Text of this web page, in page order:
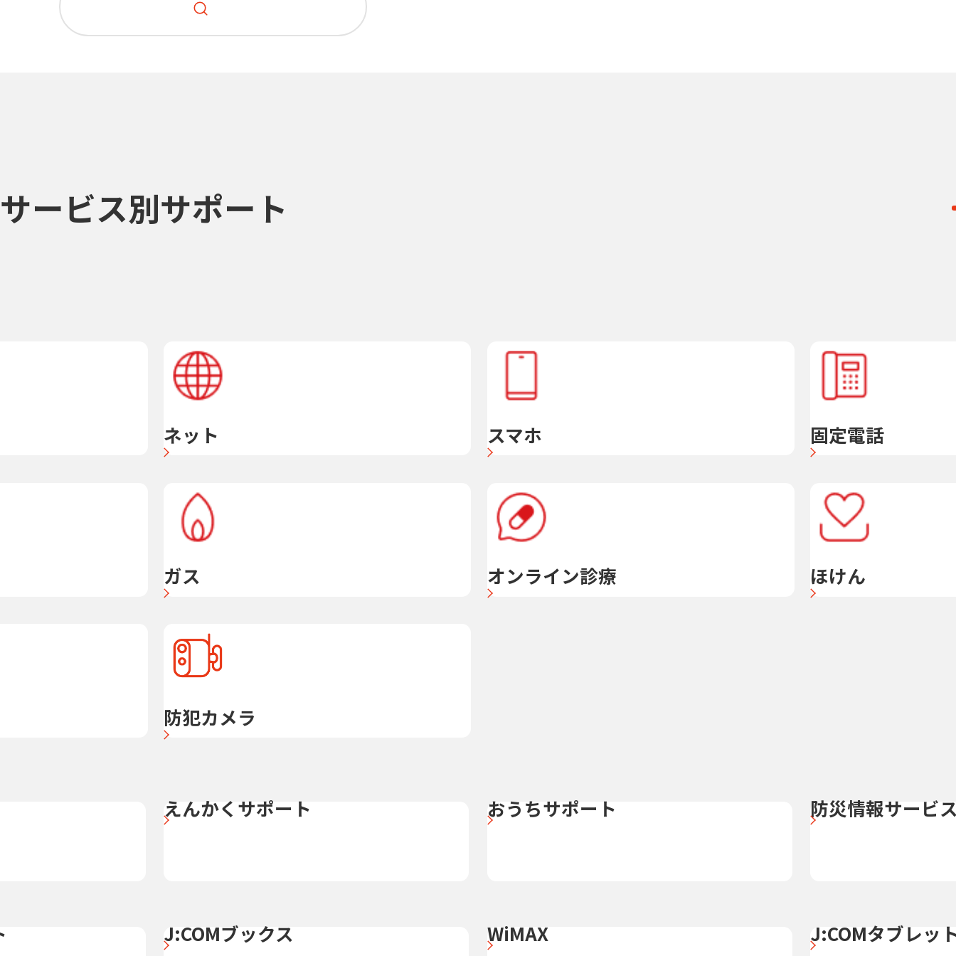
サービス別サポート
ネット スマホ 固定電話
ガス オンライン診療 ほけん
防犯カメラ
えんかくサポート おうちサポート 防災情報サービ
J:COMブックス WiMAX J:COMタブレッ